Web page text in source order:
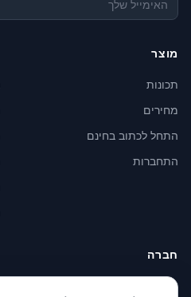
מוצר
תכונות
מחירים
התחל לכתוב בחינם
התחברות
חברה
אודות